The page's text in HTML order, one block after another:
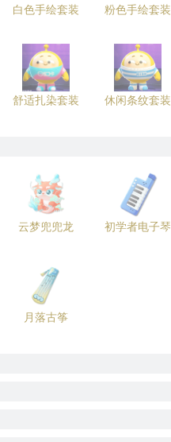
白色手绘套装 粉色手绘套装
舒适扎染套装 休闲条纹套装
云梦兜兜龙 初学者电子琴
月落古筝